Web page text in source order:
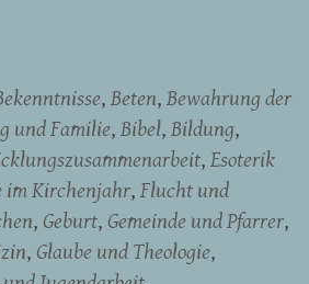
Beten Bewahrung der
und Familie Bibel Bildung
Esoterik
im Kirchenjahr Flucht und
Geburt Gemeinde und Pfarrer
Glaube und Theologie